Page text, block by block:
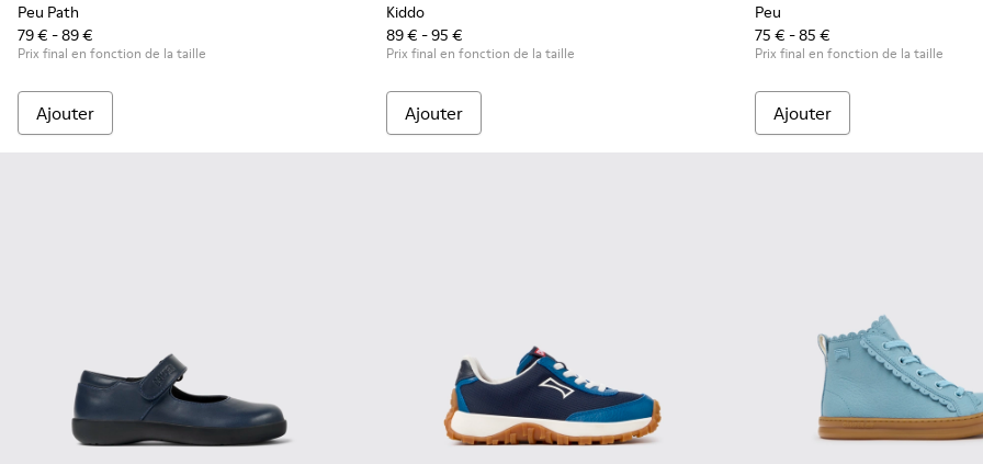
Peu Path
79 € - 89 €
Prix final en fonction de la taille
Ajouter
Kiddo
89 € - 95 €
Prix final en fonction de la taille
Ajouter
Peu
75 € - 85 €
Prix final en fonction de la taille
Ajouter